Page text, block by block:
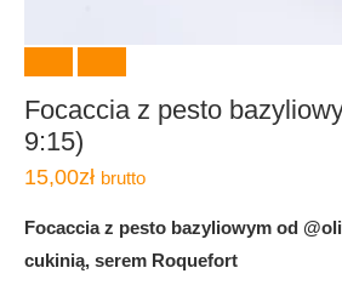
Focaccia z pesto
9:15)
15,00zł brutto
Focaccia z pesto bazyliowym od
cukinią, serem Roquefort